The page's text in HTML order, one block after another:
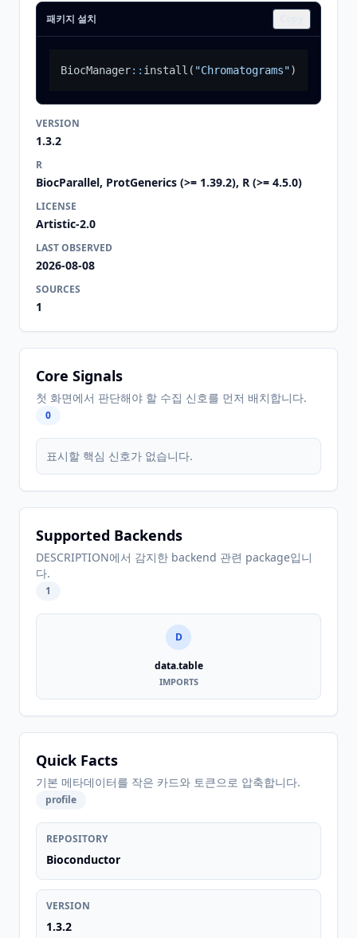
패키지 설치
BiocManager:: install ( "Chromatograms")
VERSION
1.3.2
R
BiocParallel, ProtGenerics (>= 1.39.2), R (>= 4.5.0)
LICENSE
Artistic-2.0
LAST OBSERVED
2026-08-08
SOURCES
1
Core Signals
첫 화면에서 판단해야 할 수집 신호를 먼저 배치합니다.
0
표시할 핵심 신호가 없습니다.
Supported Backends
DESCRIPTION에서 감지한 backend 관련 package입니
다.
1
D
data.table
IMPORTS
Quick Facts
기본 메타데이터를 작은 카드와 토큰으로 압축합니다.
profile
REPOSITORY
Bioconductor
VERSION
1.3.2